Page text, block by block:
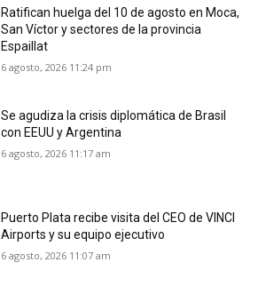
Ratifican huelga del 10 de agosto en Moca,
San Víctor y sectores de la provincia
Espaillat
6 agosto, 2026 11:24 pm
Se agudiza la crisis diplomática de Brasil
con EEUU y Argentina
6 agosto, 2026 11:17 am
Puerto Plata recibe visita del CEO de VINCI
Airports y su equipo ejecutivo
6 agosto, 2026 11:07 am